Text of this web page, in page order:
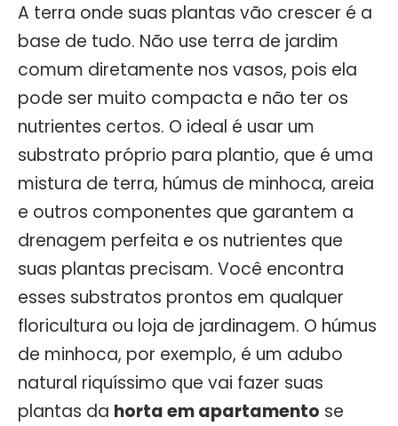
A terra onde suas plantas vão crescer é a
base de tudo. Não use terra de jardim
comum diretamente nos vasos, pois ela
pode ser muito compacta e não ter os
nutrientes certos. O ideal é usar um
substrato próprio para plantio, que é uma
mistura de terra, húmus de minhoca, areia
e outros componentes que garantem a
drenagem perfeita e os nutrientes que
suas plantas precisam. Você encontra
esses substratos prontos em qualquer
floricultura ou loja de jardinagem. O húmus
de minhoca, por exemplo, é um adubo
natural riquíssimo que vai fazer suas
plantas da horta em apartamento se